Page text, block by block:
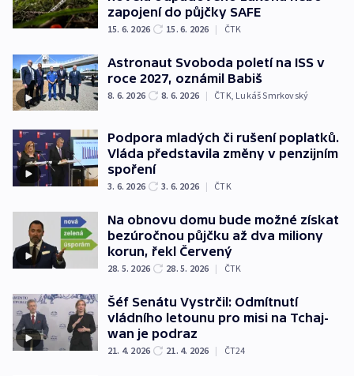
zapojení do půjčky SAFE
15. 6. 2026 15. 6. 2026 | ČTK
Astronaut Svoboda poletí na ISS v
roce 2027, oznámil Babiš
8. 6. 2026 8. 6. 2026 | ČTK Lukáš Smrkovský
Podpora mladých či rušení poplatků.
Vláda představila změny v penzijním
spoření
3. 6. 2026 3. 6. 2026 | ČTK
Na obnovu domu bude možné získat
bezúročnou půjčku až dva miliony
korun, řekl Červený
28. 5. 2026 28. 5. 2026 | ČTK
Šéf Senátu Vystrčil: Odmítnutí
vládního letounu pro misi na Tchaj-
wan je podraz
21. 4. 2026 21. 4. 2026 | ČT24